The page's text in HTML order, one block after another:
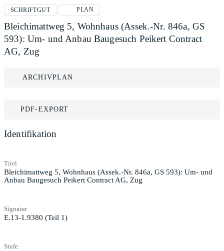
SCHRIFTGUT PLAN
Bleichimattweg 5, Wohnhaus (Assek.-Nr. 846a, GS
593): Um- und Anbau Baugesuch Peikert Contract
AG, Zug
ARCHIVPLAN
PDF-EXPORT
Identifikation
Titel
Bleichimattweg 5, Wohnhaus (Assek.-Nr. 846a, GS 593): Um- und
Anbau Baugesuch Peikert Contract AG, Zug
Signatur
E.13-1.9380 (Teil 1)
Stufe